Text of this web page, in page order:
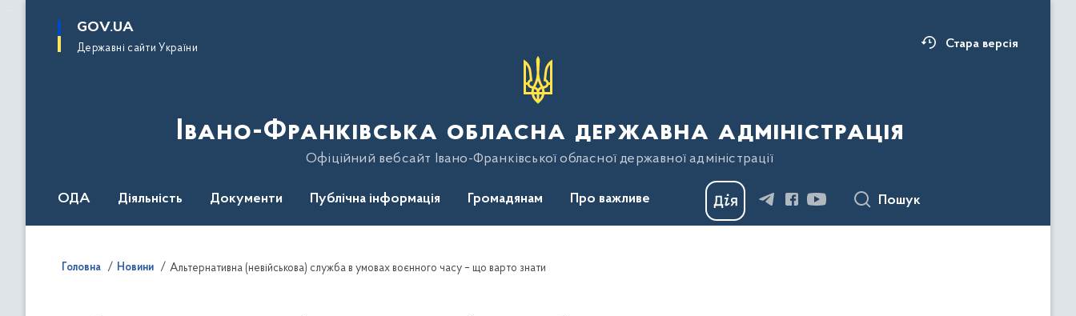
основного
GOV.UA
Державні сайти України Стара версія
Івано-Франківська обласна державна адміністрація
Офіційний вебсайт Івано-Франківської обласної державної адміністрації
ОДА Діяльність Документи Публічна інформація Громадянам Про важливе Пошук
Головна Новини Альтернативна (невійськова) служба в умовах воєнного часу – що варто знати